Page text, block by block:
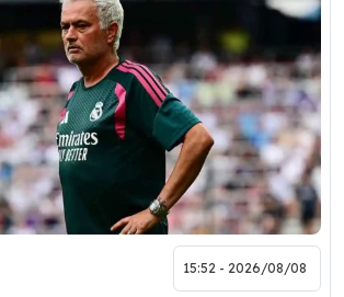
2026/08/08 - 15:52